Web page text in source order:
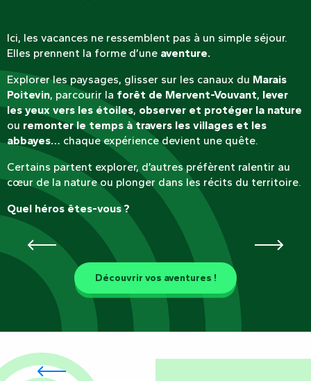
Ici, les vacances ne ressemblent pas à un simple séjour.
Elles prennent la forme d’une aventure.
Explorer les paysages, glisser sur les canaux du Marais
Poitevin, parcourir la forêt de Mervent-Vouvant, lever
les yeux vers les étoiles, observer et protéger la nature
ou remonter le temps à travers les villages et les
abbayes… chaque expérience devient une quête.
Certains partent explorer, d’autres préfèrent ralentir au
cœur de la nature ou plonger dans les récits du territoire.
Quel héros êtes-vous ?
Les passeurs d’histoires
Découvrir vos aventures !
L’été des héros :
animations